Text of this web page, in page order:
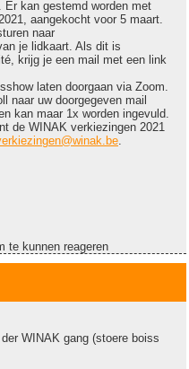
. Er kan gestemd worden met
aangekocht voor 5 maart.
naar
je lidkaart. Als dit is
krijg je een mail met een link
laten doorgaan via Zoom.
naar uw doorgegeven mail
kan maar 1x worden ingevuld.
de WINAK verkiezingen 2021
.
te kunnen reageren
WINAK gang (stoere boiss